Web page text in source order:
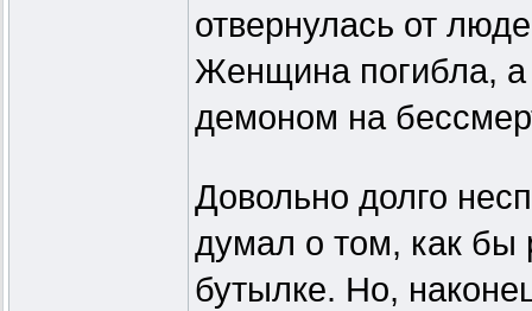
отвернулась от
Женщина погибла,
демоном на
Довольно долго
думал о том, как бы
бутылке. Но,